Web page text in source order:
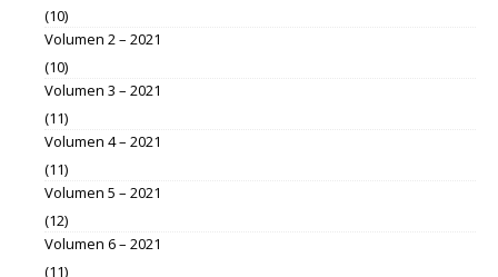
(10)
Volumen 2 – 2021
(10)
Volumen 3 – 2021
(11)
Volumen 4 – 2021
(11)
Volumen 5 – 2021
(12)
Volumen 6 – 2021
(11)